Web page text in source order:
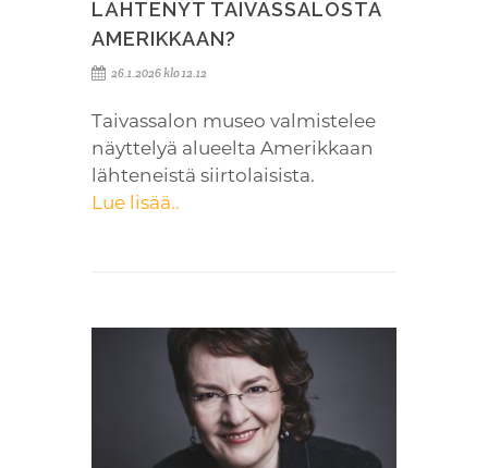
LÄHTENYT TAIVASSALOSTA
AMERIKKAAN?
26.1.2026 klo 12.12
Taivassalon museo valmistelee
näyttelyä alueelta Amerikkaan
lähteneistä siirtolaisista.
Lue lisää..